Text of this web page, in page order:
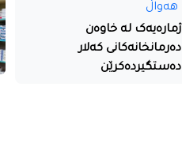
هەواڵ
ژمارەیەک لە خاوەن
دەرمانخانەکانی کەلار
دەستگیردەکرێن